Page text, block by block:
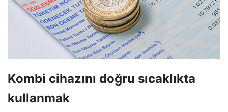
Kombi cihazını doğru sıcaklıkta
kullanmak